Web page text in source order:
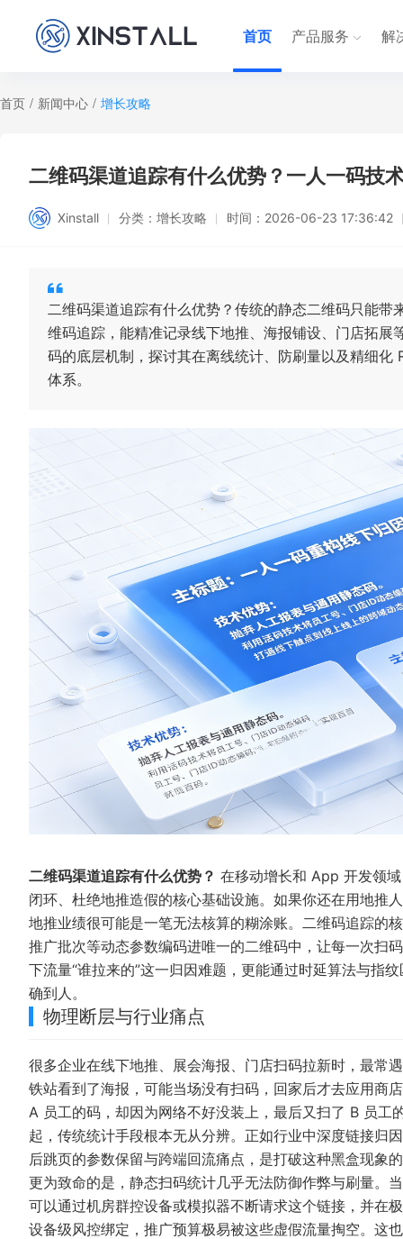
首页 产品服务 解
首页 / 新闻中心 / 增长攻略
二维码渠道追踪有什么优势？一人一码技
Xinstall 分类： 增长攻略 时间： 2026-06-23 17:36:42
二维码渠道追踪有什么优势？传统的静态二维码只能带
维码追踪，能精准记录线下地推、海报铺设、门店拓
码的底层机制，探讨其在离线统计、防刷量以及精细
体系。
二维码渠道追踪有什么优势？ 在移动增长和 App 开发领
闭环、杜绝地推造假的核心基础设施。如果你还在用地推
地推业绩很可能是一笔无法核算的糊涂账。二维码追踪的
推广批次等动态参数编码进唯一的二维码中，让每一次扫
下流量“谁拉来的”这一归因难题，更能通过时延算法与指
确到人。
物理断层与行业痛点
很多企业在线下地推、展会海报、门店扫码拉新时，最常
铁站看到了海报，可能当场没有扫码，回家后才去应用商
A 员工的码，却因为网络不好没装上，最后又扫了 B 员
起，传统统计手段根本无从分辨。正如行业中深度链接归
后跳页的参数保留与跨端回流痛点，是打破这种黑盒现象
更为致命的是，静态扫码统计几乎无法防御作弊与刷量。
可以通过机房群控设备或模拟器不断请求这个链接，并在
设备级风控绑定，推广预算极易被这些虚假流量掏空。